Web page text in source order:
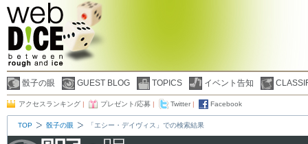
骰子の眼 GUEST BLOG TOPICS イベント告知
アクセスランキング | プレゼント/応募 | Twitter | Facebook
TOP 骰子の眼 「エシー・デイヴィス」での検索結果